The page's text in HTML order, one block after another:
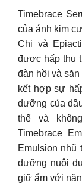
Timebrace
của ánh kim
Chi và
được hấp thụ
đàn hồi và
kết hợp sự
dưỡng của
thể và
Timebrace
Emulsion nhũ
dưỡng nuôi
giữ ẩm với